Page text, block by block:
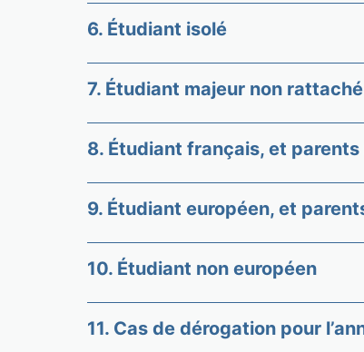
6. Étudiant isolé
7. Étudiant majeur non
8. Étudiant français, et
9. Étudiant européen, et
10. Étudiant non européen
11. Cas de dérogation pour